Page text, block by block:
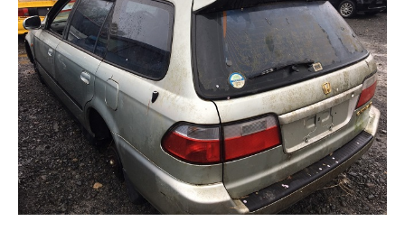
会社概要
お問い合わせ